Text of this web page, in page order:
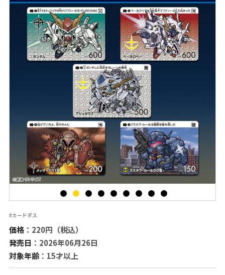
#カードダス
価格：220円（税込）
発売日 ：2026年06月26日
対象年齢：15才以上